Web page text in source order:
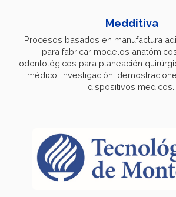
Medditiva
Procesos basados en manufactura
para fabricar modelos
odontológicos para planeación
médico, investigación,
dispositivos médicos.